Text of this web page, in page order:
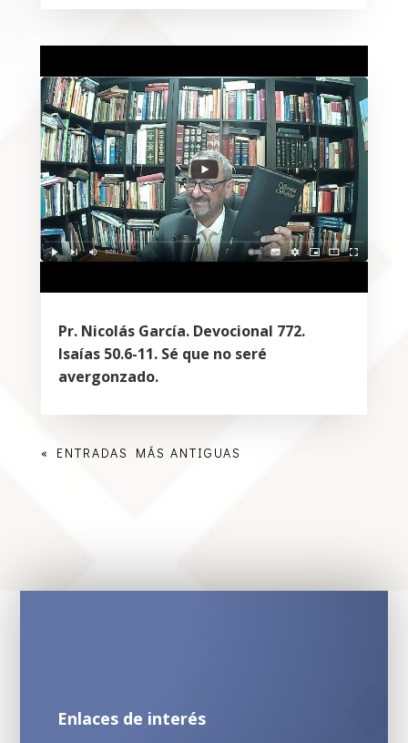
Pr. Nicolás García. Devocional 772.
Isaías 50.6-11. Sé que no seré
avergonzado.
« ENTRADAS MÁS ANTIGUAS
Enlaces de interés